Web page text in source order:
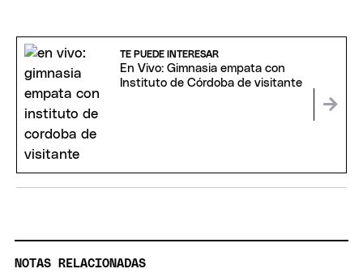
TE PUEDE INTERESAR
En Vivo: Gimnasia empata con
Instituto de Córdoba de visitante
NOTAS RELACIONADAS